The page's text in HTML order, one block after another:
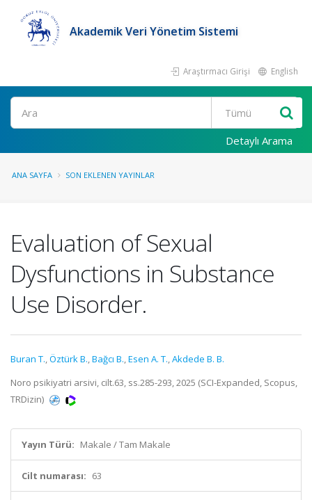
Akademik Veri Yönetim Sistemi
Araştırmacı Girişi English
Ara
Detaylı Arama
ANA SAYFA SON EKLENEN YAYINLAR
Evaluation of Sexual
Dysfunctions in Substance
Use Disorder.
Buran T.,Öztürk B.,Bağcı B.,Esen A. T.,Akdede B. B.
Noro psikiyatri arsivi, cilt.63, ss.285-293, 2025 (SCI-Expanded, Scopus,
TRDizin)
Yayın Türü: Makale / Tam Makale
Cilt numarası: 63